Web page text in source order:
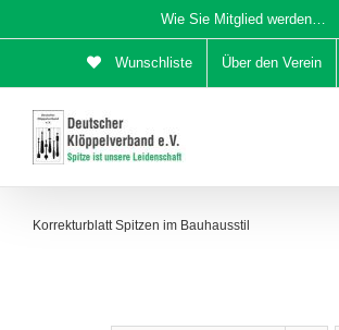
Inhalt
Wie Sie Mitglied werden…
Wunschliste Über den Verein
Korrekturblatt Spitzen im Bauhausstil